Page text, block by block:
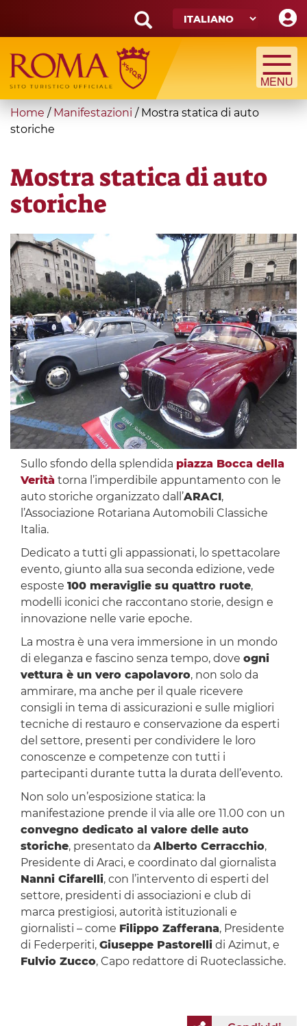
main
content
Search
form
Cerca
You
are
Home / Manifestazioni / Mostra statica di auto
storiche
Mostra statica di auto
storiche
Sullo sfondo della splendida piazza Bocca della
Veritàtorna l’imperdibile appuntamento con le
auto storiche organizzato dall’ARACI,
l’Associazione Rotariana Automobili Classiche
Italia.
Dedicato a tutti gli appassionati, lo spettacolare
evento, giunto alla sua seconda edizione, vede
esposte 100 meraviglie su quattro ruote,
modelli iconici che raccontano storie, design e
innovazione nelle varie epoche.
La mostra è una vera immersione in un mondo
di eleganza e fascino senza tempo, dove ogni
vettura è un vero capolavoro, non solo da
ammirare, ma anche per il quale ricevere
consigli in tema di assicurazioni e sulle migliori
tecniche di restauro e conservazione da esperti
del settore, presenti per condividere le loro
conoscenze e competenze con tutti i
partecipanti durante tutta la durata dell’evento.
Non solo un’esposizione statica: la
manifestazione prende il via alle ore 11.00 con un
convegno dedicato al valore delle auto
storiche, presentato da Alberto Cerracchio,
Presidente di Araci, e coordinato dal giornalista
Nanni Cifarelli, con l’intervento di esperti del
settore, presidenti di associazioni e club di
marca prestigiosi, autorità istituzionali e
giornalisti – come Filippo Zafferana, Presidente
di Federperiti, Giuseppe Pastorellidi Azimut, e
Fulvio Zucco, Capo redattore di Ruoteclassiche.